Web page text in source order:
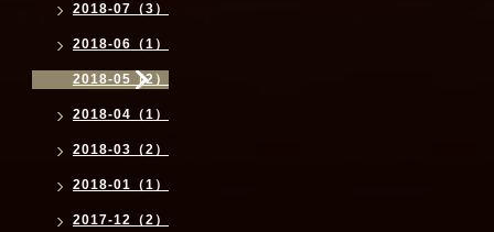
2018-07（3）
2018-06（1）
2018-05（2）
2018-04（1）
2018-03（2）
2018-01（1）
2017-12（2）